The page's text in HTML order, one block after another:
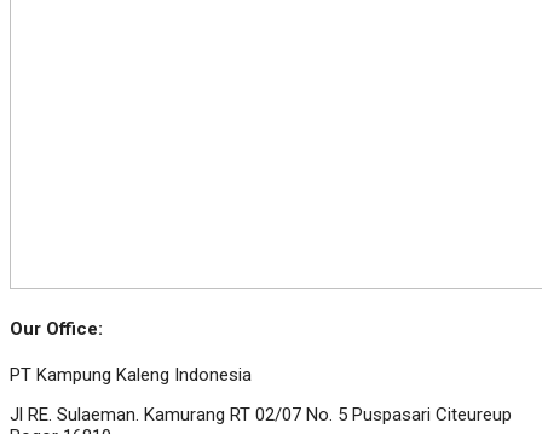
Our Office:
PT Kampung Kaleng Indonesia
Jl RE. Sulaeman. Kamurang RT 02/07 No. 5 Puspasari Citeureup